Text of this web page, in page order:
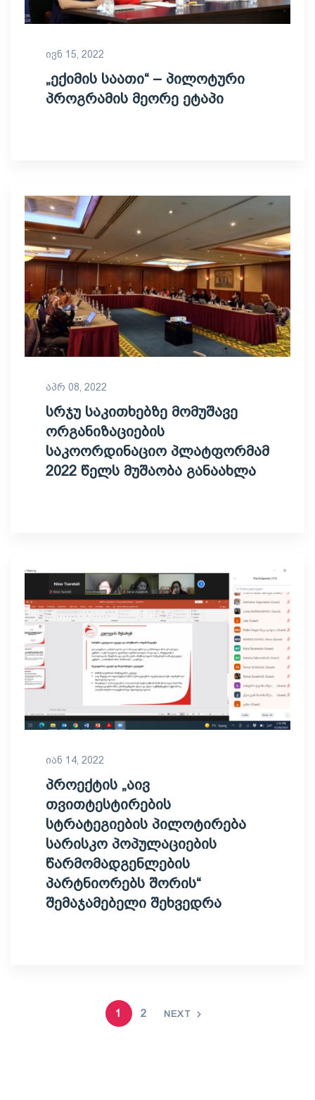
ივნ 15, 2022
„ექიმის საათი“ – პილოტური
პროგრამის მეორე ეტაპი
აპრ 08, 2022
სრჯუ საკითხებზე მომუშავე
ორგანიზაციების
საკოორდინაციო პლატფორმამ
2022 წელს მუშაობა განაახლა
იან 14, 2022
პროექტის „აივ
თვითტესტირების
სტრატეგიების პილოტირება
სარისკო პოპულაციების
წარმომადგენლების
პარტნიორებს შორის“
შემაჯამებელი შეხვედრა
1 2 NEXT